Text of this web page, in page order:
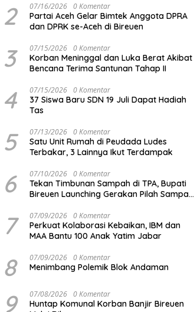
2 07/16/2026 0 Komentar
Partai Aceh Gelar Bimtek Anggota DPRA
dan DPRK se-Aceh di Bireuen
3 07/15/2026 0 Komentar
Korban Meninggal dan Luka Berat Akibat
Bencana Terima Santunan Tahap II
4 07/15/2026 0 Komentar
37 Siswa Baru SDN 19 Juli Dapat Hadiah
Tas
5 07/13/2026 0 Komentar
Satu Unit Rumah di Peudada Ludes
Terbakar, 3 Lainnya Ikut Terdampak
6 07/10/2026 0 Komentar
Tekan Timbunan Sampah di TPA, Bupati
Bireuen Launching Gerakan Pilah Sampah
7 07/09/2026 0 Komentar
Perkuat Kolaborasi Kebaikan, IBM dan
MAA Bantu 100 Anak Yatim Jabar
8 07/09/2026 0 Komentar
Menimbang Polemik Blok Andaman
9 07/08/2026 0 Komentar
Huntap Komunal Korban Banjir Bireuen